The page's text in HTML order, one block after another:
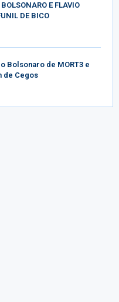
E FLAVIO
DE BICO
Bolsonaro de MORT3 e
de Cegos